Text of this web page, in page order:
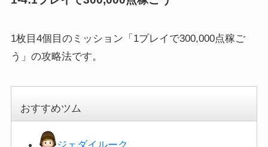
1枚目4個目のミッション「1プレイで300,000点稼ご
う」の攻略法です。
おすすめツム
ジェダイルーク